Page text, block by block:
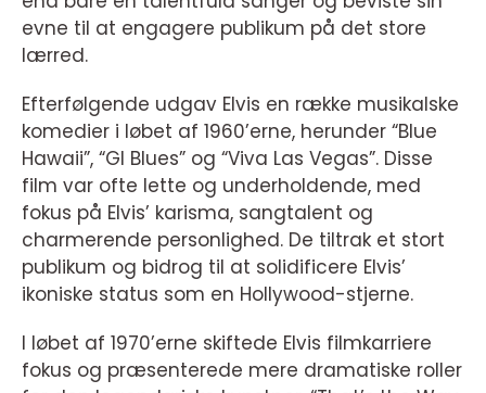
evne til at engagere publikum på det store
lærred.
Efterfølgende udgav Elvis en række musikalske
komedier i løbet af 1960’erne, herunder “Blue
Hawaii”, “GI Blues” og “Viva Las Vegas”. Disse
film var ofte lette og underholdende, med
fokus på Elvis’ karisma, sangtalent og
charmerende personlighed. De tiltrak et stort
publikum og bidrog til at solidificere Elvis’
ikoniske status som en Hollywood-stjerne.
I løbet af 1970’erne skiftede Elvis filmkarriere
fokus og præsenterede mere dramatiske roller